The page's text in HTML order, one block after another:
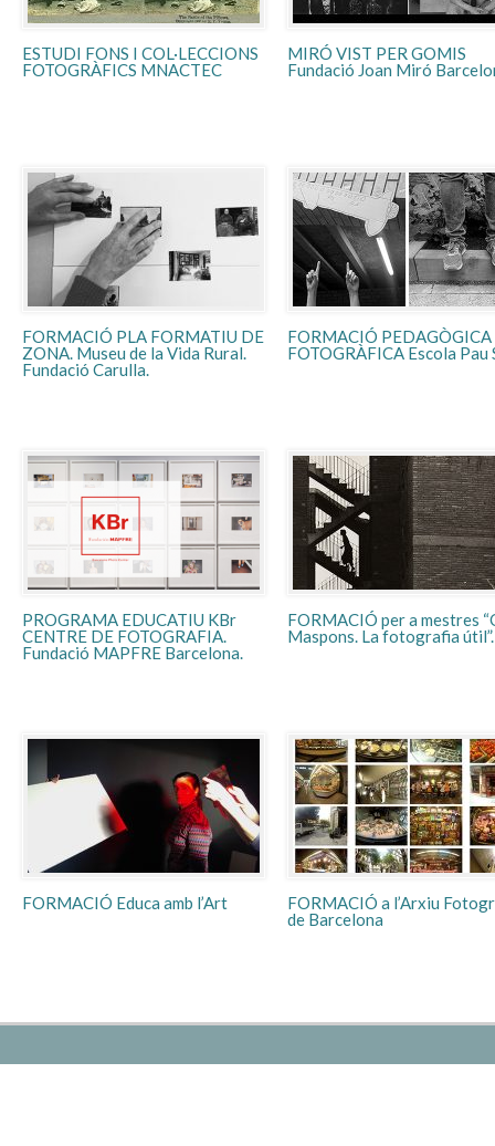
ESTUDI FONS I COL·LECCIONS
FOTOGRÀFICS MNACTEC
MIRÓ VIST PER GOMIS
Fundació Joan Miró
FORMACIÓ PLA FORMATIU DE
ZONA. Museu de la Vida Rural.
Fundació Carulla.
FORMACIÓ PEDAGÒGICA
FOTOGRÀFICA Escola Pau
PROGRAMA EDUCATIU KBr
CENTRE DE FOTOGRAFIA.
Fundació MAPFRE Barcelona.
FORMACIÓ per a mestres
Maspons. La fotografia útil”.
FORMACIÓ Educa amb l’Art
FORMACIÓ a l’Arxiu
de Barcelona